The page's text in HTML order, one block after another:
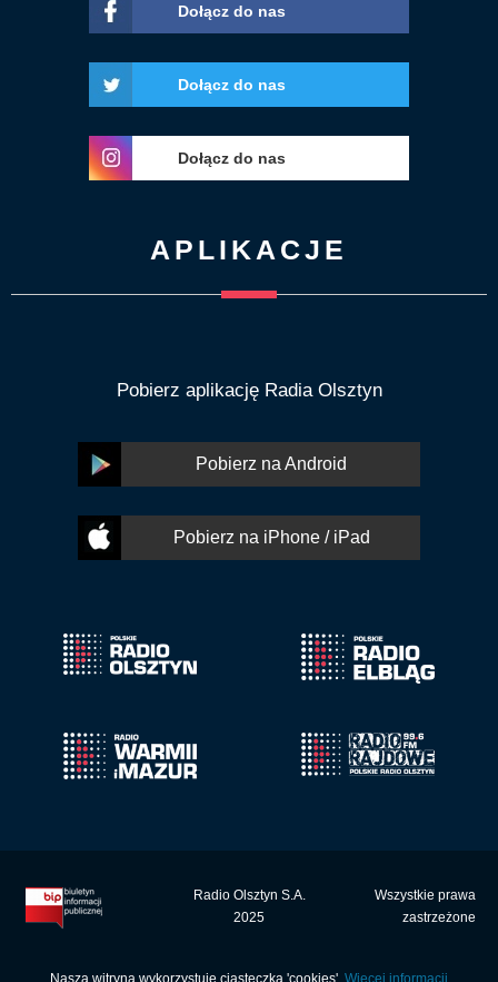
Dołącz do nas
Dołącz do nas
Dołącz do nas
APLIKACJE
Pobierz aplikację Radia Olsztyn
Pobierz na Android
Pobierz na iPhone / iPad
Radio Olsztyn S.A.
2025
Wszystkie prawa
zastrzeżone
Nasza witryna wykorzystuje ciasteczka 'cookies'. Więcej informacji